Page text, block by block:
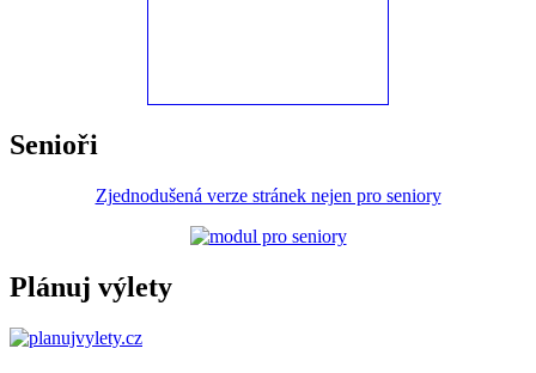
Senioři
Zjednodušená verze stránek nejen pro seniory
Plánuj výlety